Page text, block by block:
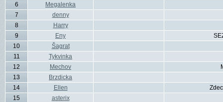
6
Megalenka
7
denny
8
Harry
9
Eny
10
Šagrat
11
Tykvinka
12
Mechov
13
Brzdicka
14
Ellen
15
asterix